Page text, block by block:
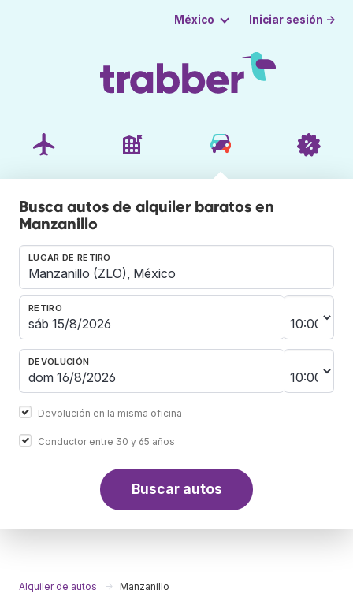
México Iniciar sesión →
Busca autos de alquiler baratos en
Manzanillo
LUGAR DE RETIRO
RETIRO
DEVOLUCIÓN
Devolución en la misma oficina
Conductor entre 30 y 65 años
Buscar autos
Alquiler de autos Manzanillo